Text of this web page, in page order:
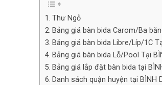
Thư Ngỏ
Bảng giá bàn bida Carom/Ba
Bảng giá bàn bida Libre/Líp/1C
Bảng giá bàn bida Lỗ/Pool Tại
Bảng giá lắp đặt bàn bida tại
Danh sách quận huyện tại BÌNH